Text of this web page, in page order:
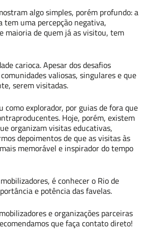
algo simples, porém profundo: a
uma percepção negativa,
maioria de quem já as visitou, tem
carioca. Apesar dos desafios
valiosas, singulares e que
serem visitadas.
explorador, por guias de fora que
Hoje, porém, existem
organizam visitas educativas,
depoimentos de que as visitas às
memorável e inspirador do tempo
é conhecer o Rio de
e potência das favelas.
e organizações parceiras
que faça contato direto!